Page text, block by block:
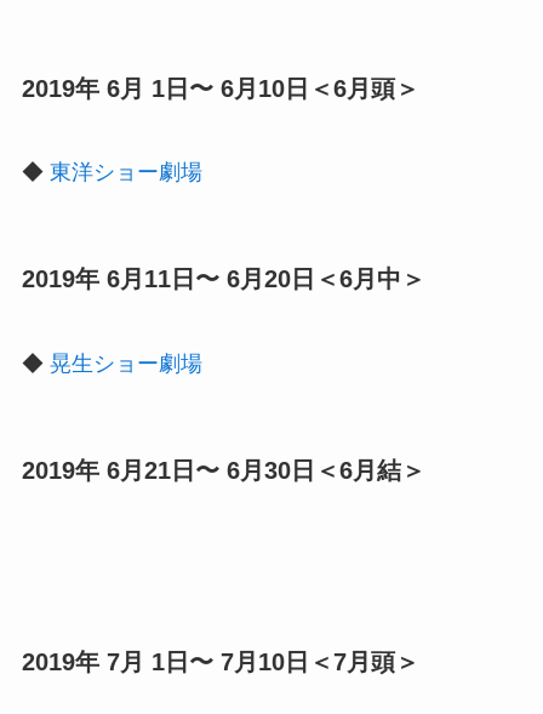
2019年 6月 1日〜 6月10日＜6月頭＞
◆ 東洋ショー劇場
2019年 6月11日〜 6月20日＜6月中＞
◆ 晃生ショー劇場
2019年 6月21日〜 6月30日＜6月結＞
2019年 7月 1日〜 7月10日＜7月頭＞